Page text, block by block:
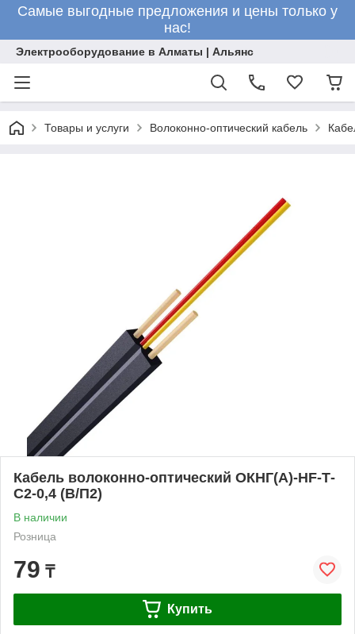
Самые выгодные предложения и цены только у
нас!
Электрооборудование в Алматы | Альянс
Товары и услуги Волоконно-оптический кабель
Кабель волоконно-оптический ОКНГ(A)-HF-Т-
С2-0,4 (В/П2)
В наличии
Розница
79 ₸
Купить